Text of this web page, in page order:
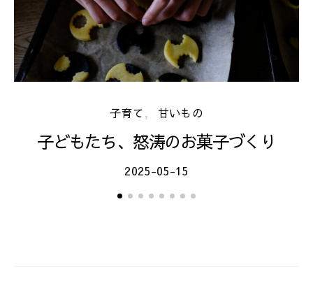
子育て 甘いもの
子どもたち、怒涛のお菓子づくり
2025-05-15